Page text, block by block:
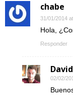
chabe
31/01/2014
Hola,
Responder
David
02/02/